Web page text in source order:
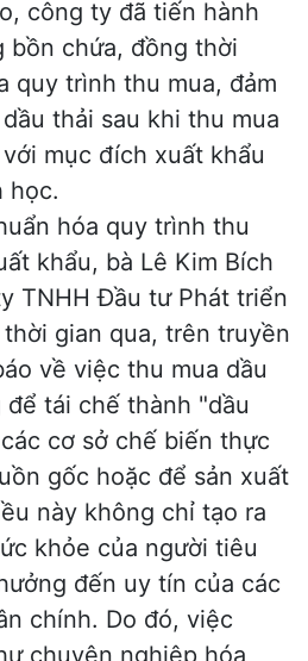
công ty đã tiến hành
bồn chứa, đồng thời
quy trình thu mua, đảm
thải sau khi thu mua
mục đích xuất khẩu
học.
hóa quy trình thu
khẩu, bà Lê Kim Bích
TNHH Đầu tư Phát triển
gian qua, trên truyền
về việc thu mua dầu
để tái chế thành "dầu
cơ sở chế biến thực
gốc hoặc để sản xuất
này không chỉ tạo ra
khỏe của người tiêu
đến uy tín của các
chính. Do đó, việc
chuyên nghiệp hóa